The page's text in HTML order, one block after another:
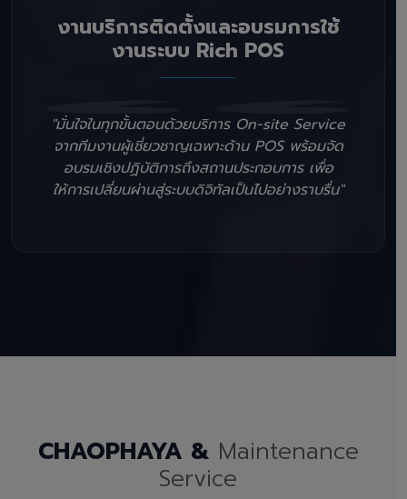
งานบริการติดตั้งและอบรมการใช้
งานระบบ Rich POS
"มั่นใจในทุกขั้นตอนด้วยบริการ On-site Service
จากทีมงานผู้เชี่ยวชาญเฉพาะด้าน POS พร้อมจัด
อบรมเชิงปฏิบัติการถึงสถานประกอบการ เพื่อ
ให้การเปลี่ยนผ่านสู่ระบบดิจิทัลเป็นไปอย่างราบรื่น"
CHAOPHAYA & Maintenance
Service